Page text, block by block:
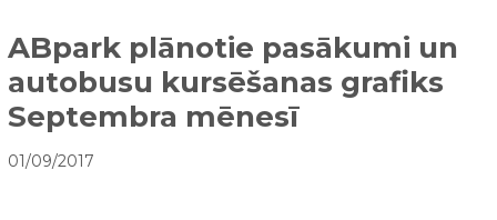
ABpark plānotie pasākumi un
autobusu kursēšanas grafiks
Septembra mēnesī
01/09/2017